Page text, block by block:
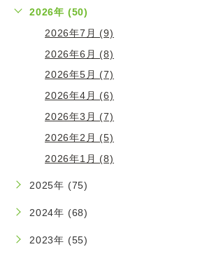
2026年 (50)
2026年7月 (9)
2026年6月 (8)
2026年5月 (7)
2026年4月 (6)
2026年3月 (7)
2026年2月 (5)
2026年1月 (8)
2025年 (75)
2024年 (68)
2023年 (55)